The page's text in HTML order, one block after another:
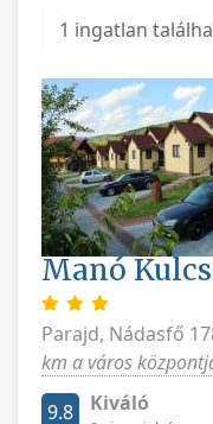
1 ingatlan
Manó
Parajd, Nádasfő
km a város
9.8
Kiváló